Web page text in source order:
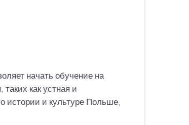
начать обучение на
как устная и
истории и культуре Польше,